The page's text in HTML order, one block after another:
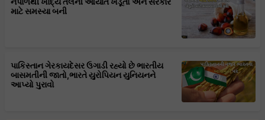
માટે સમસ્યા બની
પાકિસ્તાન ગેરકાયદેસર ઉગાડી રહ્યો છે ભારતીય
બાસમતીની જાતો,ભારતે યુરોપિયન યુનિયનને
આપ્યો પુરાવો